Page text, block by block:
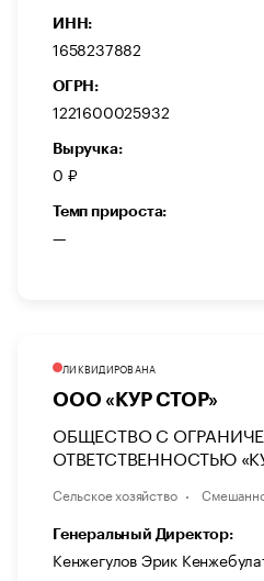
ИНН:
1658237882
ОГРН:
1221600025932
Выручка:
0 ₽
Темп прироста:
—
ЛИКВИДИРОВАНА
ООО «КУР СТОР»
ОБЩЕСТВО С
ОТВЕТСТВЕННОСТЬЮ
Сельское хозяйство
Генеральный Директор:
Кенжегулов Эрик